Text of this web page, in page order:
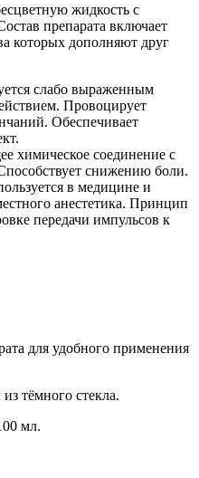
жидкость с
препарата включает
которых дополняют друг
слабо выраженным
Провоцирует
Обеспечивает
химическое соединение с
снижению боли.
в медицине и
анестетика. Принцип
передачи импульсов к
для удобного применения
тёмного стекла.
мл.